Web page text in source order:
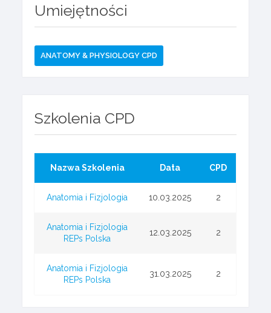
Umiejętności
ANATOMY & PHYSIOLOGY CPD
Szkolenia CPD
Nazwa Szkolenia Data CPD
Anatomia i Fizjologia 10.03.2025 2
Anatomia i Fizjologia
REPs Polska
12.03.2025 2
Anatomia i Fizjologia
REPs Polska
31.03.2025 2